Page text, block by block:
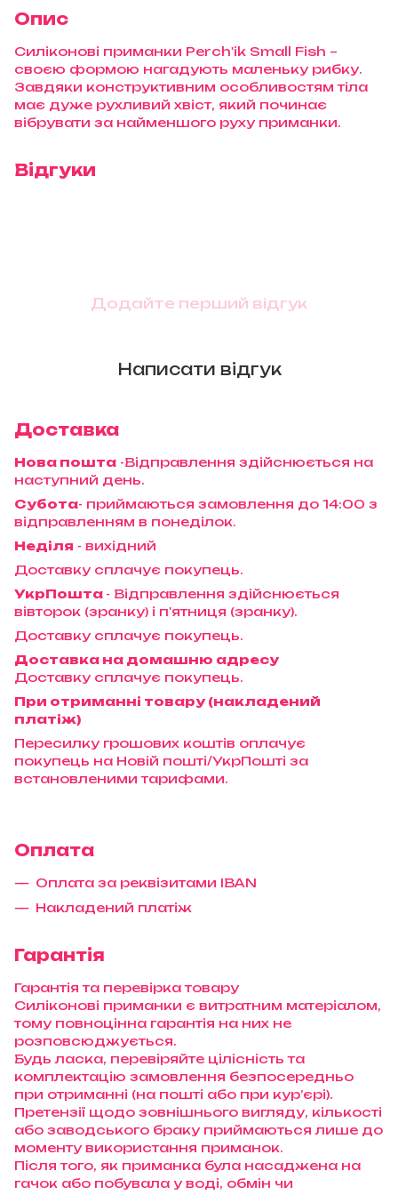
Опис
Силіконові приманки Perch'ik Small Fish –
своєю формою нагадують маленьку рибку.
Завдяки конструктивним особливостям тіла
має дуже рухливий хвіст, який починає
вібрувати за найменшого руху приманки.
Відгуки
Додайте перший відгук
Написати відгук
Доставка
Нова пошта -Відправлення здійснюється на
наступний день.
Субота- приймаються замовлення до 14:00 з
відправленням в понеділок.
Неділя - вихідний
Доставку сплачує покупець.
УкрПошта - Відправлення здійснюється
вівторок (зранку) і п'ятниця (зранку).
Доставку сплачує покупець.
Доставка на домашню адресу
Доставку сплачує покупець.
При отриманні товару (накладений
платіж)
Пересилку грошових коштів оплачує
покупець на Новій пошті/УкрПошті за
встановленими тарифами.
Оплата
Оплата за реквізитами IBAN
Накладений платіж
Гарантія
Гарантія та перевірка товару
Силіконові приманки є витратним матеріалом,
тому повноцінна гарантія на них не
розповсюджується.
Будь ласка, перевіряйте цілісність та
комплектацію замовлення безпосередньо
при отриманні (на пошті або при кур’єрі).
Претензії щодо зовнішнього вигляду, кількості
або заводського браку приймаються лише до
моменту використання приманок.
Після того, як приманка була насаджена на
гачок або побувала у воді, обмін чи